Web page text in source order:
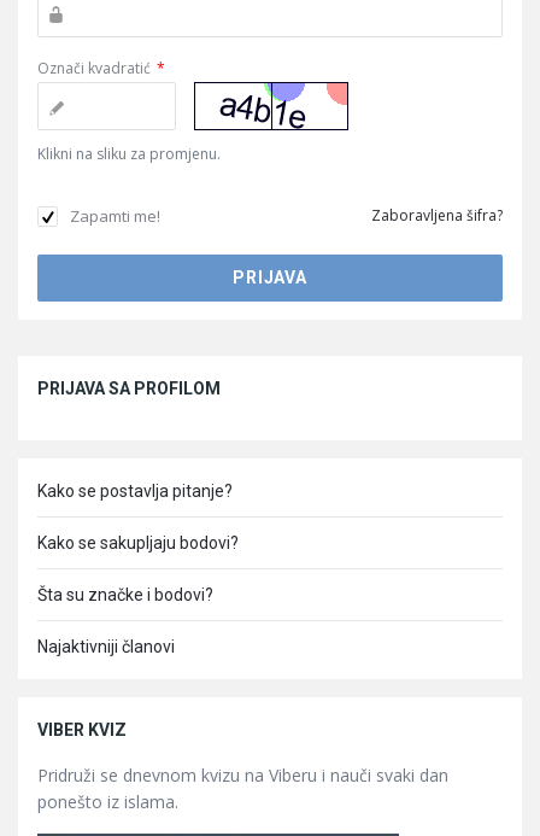
Označi kvadratić *
Klikni na sliku za promjenu.
Zapamti me! Zaboravljena šifra?
PRIJAVA SA PROFILOM
Kako se postavlja pitanje?
Kako se sakupljaju bodovi?
Šta su značke i bodovi?
Najaktivniji članovi
VIBER KVIZ
Pridruži se dnevnom kvizu na Viberu i nauči svaki dan
ponešto iz islama.